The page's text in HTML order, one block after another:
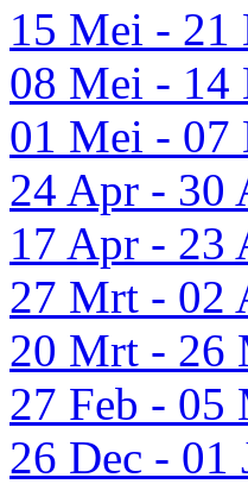
15 Mei - 21
08 Mei - 14
01 Mei - 07
24 Apr - 30
17 Apr - 23
27 Mrt - 02
20 Mrt - 26
27 Feb - 05
26 Dec - 01